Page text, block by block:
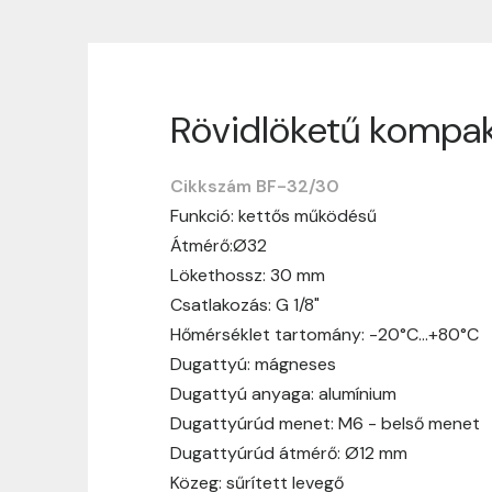
Rövidlöketű
Cikkszám BF-32/30
Funkció: kettős működésű
Átmérő:Ø32
Lökethossz: 30 mm
Csatlakozás: G 1/8"
Hőmérséklet tartomány: -20°C…+80°C
Dugattyú: mágneses
Dugattyú anyaga: alumínium
Dugattyúrúd menet: M6 - belső menet
Dugattyúrúd átmérő: Ø12 mm
Közeg: sűrített levegő
Szállítási
Nagyon köszönjük, hogy
vásárlásotok gördülékenyen és
hosszabb ideig tart, előre
Szállítási díj:
A szállítási díj függ
megtekinthetitek, mielőtt a